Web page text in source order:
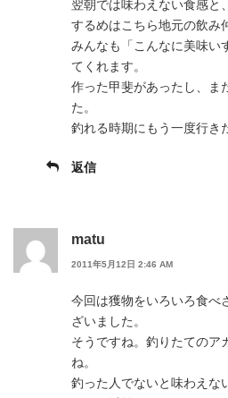
翌朝では味わえない食感と
するめはこちら地元の飲み
みんなも「こんなに美味い
てくれます。
作った甲斐があったし、ま
た。
釣れる時期にもう一度行き
返信
matu
2011年5月12日 2:46 AM
今回は獲物をいろいろ食べ
ざいました。
そうですね。釣りたてのア
ね。
釣った人でないと味わえな